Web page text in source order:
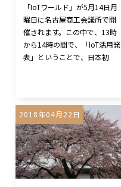
「IoTワールド」が5月14日月
曜日に名古屋商工会議所で開
催されます。この中で、13時
から14時の間で、「IoT活用発
表」ということで、日本初
2018年04月22日